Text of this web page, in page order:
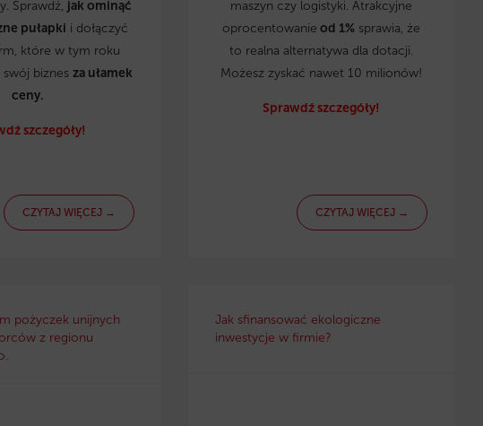
Sprawdź, jak ominąć
pułapki i dołączyć
które w tym roku
biznes za ułamek
ceny.
szczegóły!
CZYTAJ WIĘCEJ →
maszyn czy logistyki. Atrakcyjne
oprocentowanie od 1%sprawia, że
to realna alternatywa dla dotacji.
Możesz zyskać nawet 10 milionów!
Sprawdź szczegóły!
CZYTAJ WIĘCEJ →
pożyczek unijnych
z regionu
Jak sfinansować ekologiczne
inwestycje w firmie?